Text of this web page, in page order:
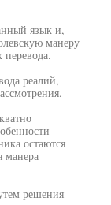
язык и,
манеру
перевода.
реалий,
остаются
манера
решения